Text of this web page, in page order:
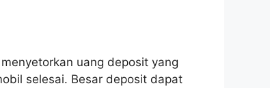
uang deposit yang
selesai. Besar deposit dapat